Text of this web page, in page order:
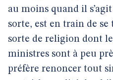
au moins quand il
sorte, est en train de
sorte de religion dont
ministres sont à peu
préfère renoncer tout